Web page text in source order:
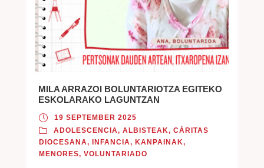
MILA ARRAZOI BOLUNTARIOTZA EGITEKO
ESKOLARAKO LAGUNTZAN
19 SEPTEMBER 2025
ADOLESCENCIA, ALBISTEAK, CÁRITAS
DIOCESANA, INFANCIA, KANPAINAK,
MENORES, VOLUNTARIADO